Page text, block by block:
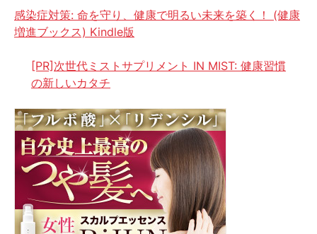
感染症対策: 命を守り、健康で明るい未来を築く！ (健康
増進ブックス) Kindle版
[PR]次世代ミストサプリメント IN MIST: 健康習慣
の新しいカタチ